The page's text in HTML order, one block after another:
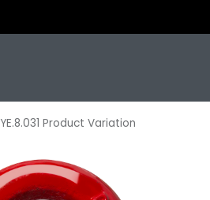
YE.8.031 Product Variation